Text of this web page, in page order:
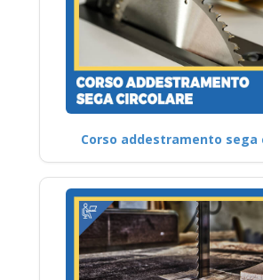
Corso addestramento sega